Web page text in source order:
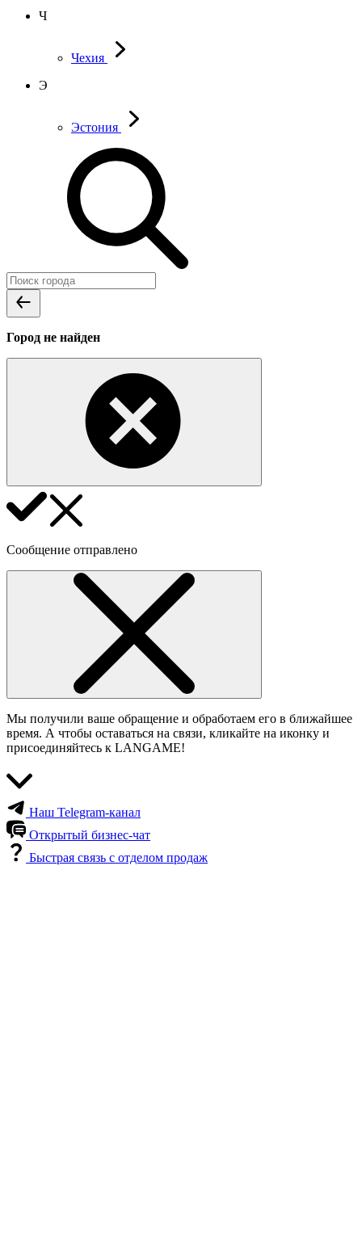
Ч
Чехия
Э
Эстония
Город не найден
Сообщение отправлено
Мы получили ваше обращение и обработаем его в ближайшее
время. А чтобы оставаться на связи, кликайте на иконку и
присоединяйтесь к LANGAME!
Наш Telegram-канал
Открытый бизнес-чат
Быстрая связь с отделом продаж